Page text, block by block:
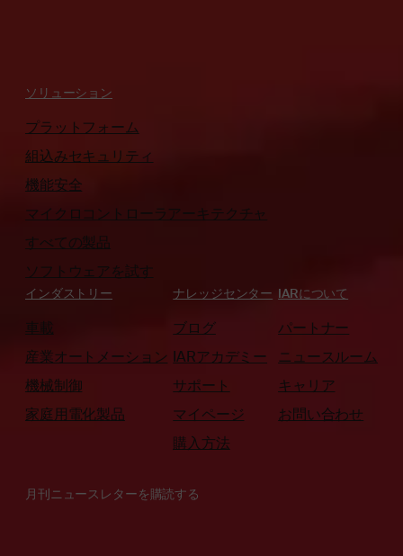
ソリューション
プラットフォーム
組込みセキュリティ
機能安全
マイクロコントローラアーキテクチャ
すべての製品
ソフトウェアを試す
インダストリー
車載
産業オートメーション
機械制御
家庭用電化製品
ナレッジセンター
ブログ
IARアカデミー
サポート
マイページ
購入方法
IARについて
パートナー
ニュースルーム
キャリア
お問い合わせ
月刊ニュースレターを購読する